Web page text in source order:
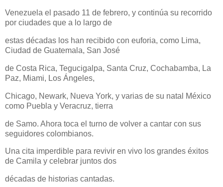
Venezuela el pasado 11 de febrero, y continúa su recorrido
por ciudades que a lo largo de
estas décadas los han recibido con euforia, como Lima,
Ciudad de Guatemala, San José
de Costa Rica, Tegucigalpa, Santa Cruz, Cochabamba, La
Paz, Miami, Los Ángeles,
Chicago, Newark, Nueva York, y varias de su natal México
como Puebla y Veracruz, tierra
de Samo. Ahora toca el turno de volver a cantar con sus
seguidores colombianos.
Una cita imperdible para revivir en vivo los grandes éxitos
de Camila y celebrar juntos dos
décadas de historias cantadas.